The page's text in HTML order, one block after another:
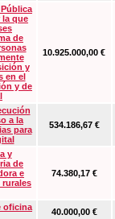
la que
de
y
en el
y de
10.925.000,00 €
a la
para
534.186,67 €
y
de
e
74.380,17 €
oficina
40.000,00 €